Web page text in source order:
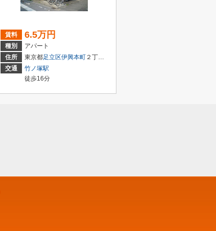
賃料 6.5万円
種別
アパート
住所
東京都足立区伊興本町 ２丁目13-19
交通
竹ノ塚駅
徒歩16分